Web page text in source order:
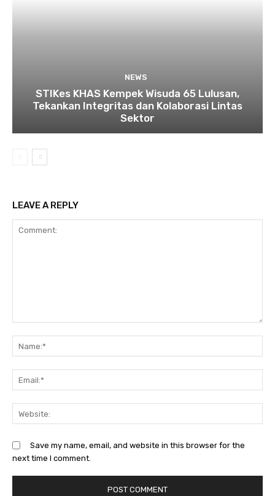
NEWS
STIKes KHAS Kempek Wisuda 65 Lulusan,
Tekankan Integritas dan Kolaborasi Lintas
Sektor
LEAVE A REPLY
Save my name, email, and website in this browser for the
next time I comment.